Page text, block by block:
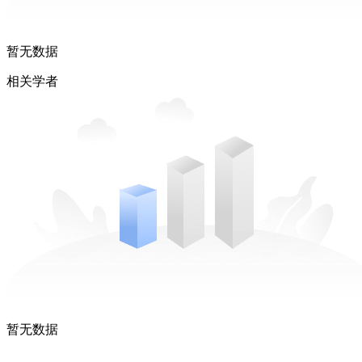
暂无数据
相关学者
暂无数据